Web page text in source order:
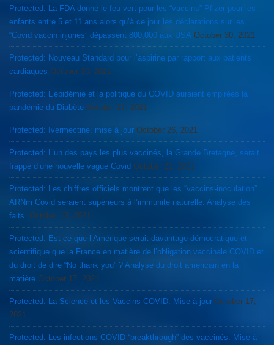
Protected: La FDA donne le feu vert pour les “vaccins” Pfizer pour les
enfants entre 5 et 11 ans alors qu’à ce jour les déclarations sur les
“Covid vaccin injuries” dépassent 800,000 aux USA October 30, 2021
Protected: Nouveau Standard pour l’aspirine par rapport aux patients
cardiaques October 30, 2021
Protected: L’épidémie et la politique du COVID auraient empirées la
pandémie du Diabète October 27, 2021
Protected: Ivermectine: mise à jour October 26, 2021
Protected: L’un des pays les plus vaccinés, la Grande Bretagne, serait
frappé d’une nouvelle vague Covid October 21, 2021
Protected: Les chiffres officiels montrent que les “vaccins-inoculation”
ARNm Covid seraient supérieurs à l’immunité naturelle. Analyse des
faits.
October 18, 2021
Protected: Est-ce que l’Amérique serait davantage démocratique et
scientifique que la France en matière de l’obligation vaccinale COVID et
du droit de dire “No thank you” ? Analyse du droit américain en la
matière October 17, 2021
Protected: La Science et les Vaccins COVID. Mise à jour October 17,
2021
Protected: Les infections COVID “breakthrough” des vaccinés. Mise à